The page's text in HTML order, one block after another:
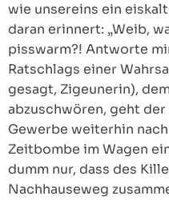
wie unsereins ein
daran erinnert: „Weib,
pisswarm?! Antworte
Ratschlags einer
gesagt, Zigeunerin),
abzuschwören, geht
Gewerbe weiterhin
Zeitbombe im Wagen
dumm nur, dass des
Nachhauseweg